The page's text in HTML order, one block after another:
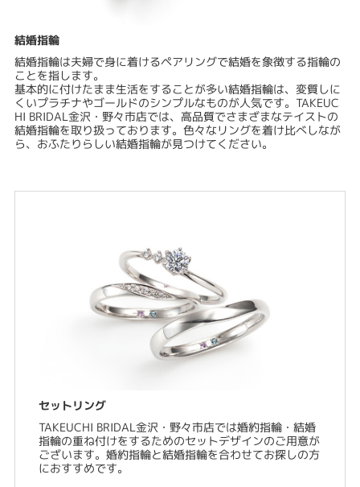
結婚指輪
結婚指輪は夫婦で身に着けるペアリングで結婚を象徴する指輪の
ことを指します。
基本的に付けたまま生活をすることが多い結婚指輪は、変質しに
くいプラチナやゴールドのシンプルなものが人気です。TAKEUC
HI BRIDAL金沢・野々市店では、高品質でさまざまなテイストの
結婚指輪を取り扱っております。色々なリングを着け比べしなが
ら、おふたりらしい結婚指輪が見つけてください。
セットリング
TAKEUCHI BRIDAL金沢・野々市店では婚約指輪・結婚
指輪の重ね付けをするためのセットデザインのご用意が
ございます。婚約指輪と結婚指輪を合わせてお探しの方
におすすめです。